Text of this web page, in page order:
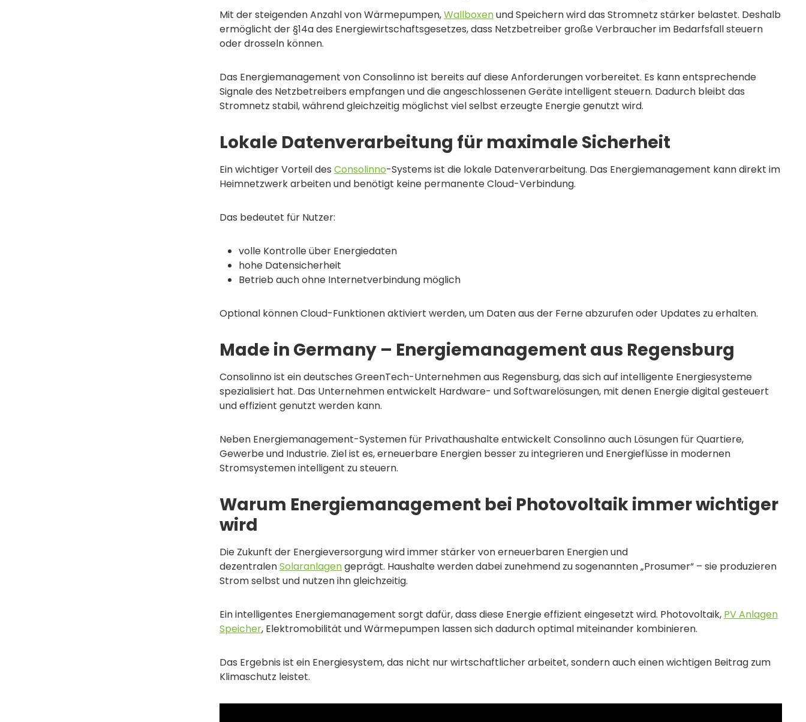
Mit der steigenden Anzahl von Wärmepumpen,Wallboxenund Speichern wird das Stromnetz stärker belastet. Deshalb
ermöglicht der §14a des Energiewirtschaftsgesetzes, dass Netzbetreiber große Verbraucher im Bedarfsfall steuern
oder drosseln können.
Das Energiemanagement von Consolinno ist bereits auf diese Anforderungen vorbereitet. Es kann entsprechende
Signale des Netzbetreibers empfangen und die angeschlossenen Geräte intelligent steuern. Dadurch bleibt das
Stromnetz stabil, während gleichzeitig möglichst viel selbst erzeugte Energie genutzt wird.
Lokale Datenverarbeitung für maximale Sicherheit
Ein wichtiger Vorteil des Consolinno-Systems ist die lokale Datenverarbeitung. Das Energiemanagement kann direkt im
Heimnetzwerk arbeiten und benötigt keine permanente Cloud-Verbindung.
Das bedeutet für Nutzer:
volle Kontrolle über Energiedaten
hohe Datensicherheit
Betrieb auch ohne Internetverbindung möglich
Optional können Cloud-Funktionen aktiviert werden, um Daten aus der Ferne abzurufen oder Updates zu erhalten.
Made in Germany – Energiemanagement aus Regensburg
Consolinno ist ein deutsches GreenTech-Unternehmen aus Regensburg, das sich auf intelligente Energiesysteme
spezialisiert hat. Das Unternehmen entwickelt Hardware- und Softwarelösungen, mit denen Energie digital gesteuert
und effizient genutzt werden kann.
Neben Energiemanagement-Systemen für Privathaushalte entwickelt Consolinno auch Lösungen für Quartiere,
Gewerbe und Industrie. Ziel ist es, erneuerbare Energien besser zu integrieren und Energieflüsse in modernen
Stromsystemen intelligent zu steuern.
Warum Energiemanagement bei Photovoltaik immer wichtiger
wird
Die Zukunft der Energieversorgung wird immer stärker von erneuerbaren Energien und
dezentralenSolaranlagengeprägt. Haushalte werden dabei zunehmend zu sogenannten „Prosumer“ – sie produzieren
Strom selbst und nutzen ihn gleichzeitig.
Ein intelligentes Energiemanagement sorgt dafür, dass diese Energie effizient eingesetzt wird. Photovoltaik, PV Anlagen
Speicher, Elektromobilität und Wärmepumpen lassen sich dadurch optimal miteinander kombinieren.
Das Ergebnis ist ein Energiesystem, das nicht nur wirtschaftlicher arbeitet, sondern auch einen wichtigen Beitrag zum
Klimaschutz leistet.